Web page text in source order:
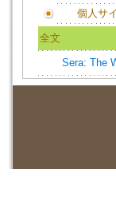
個人サ
全文
Sera: The